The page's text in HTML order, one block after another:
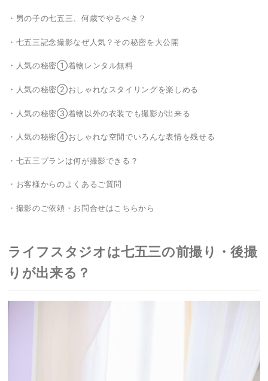
・男の子の七五三、何歳でやるべき？
・七五三記念撮影なぜ人気？その秘密を大公開
・人気の秘密①着物レンタル無料
・人気の秘密②おしゃれなスタイリングを楽しめる
・人気の秘密③着物以外の衣装でも撮影が出来る
・人気の秘密④おしゃれな空間でいろんな表情を残せる
・七五三プランは何が撮影できる？
・お客様からのよくあるご質問
・撮影のご依頼・お問合せはこちらから
ライフスタジオは七五三の前撮り・後撮
りが出来る？